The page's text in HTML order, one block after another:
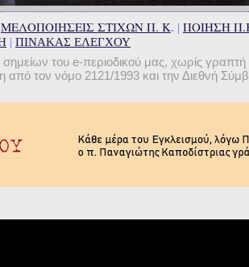
ΜΕΛΟΠΟΙΗΣΕΙΣ ΣΤΙΧΩΝ Π. Κ. | ΠΟΙΗΣΗ
| ΠΙΝΑΚΑΣ ΕΛΕΓΧΟΥ
του e-περιοδικού μας, χωρίς
από τον νόμο 2121/1993 και την Διεθνή